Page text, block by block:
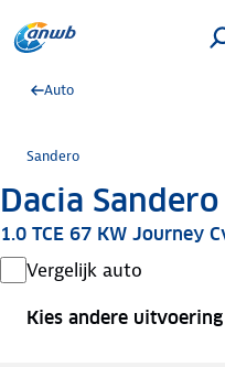
Auto
Sandero
Dacia
1.0 TCE 67 KW Journey
Vergelijk auto
Kies andere uitvoering